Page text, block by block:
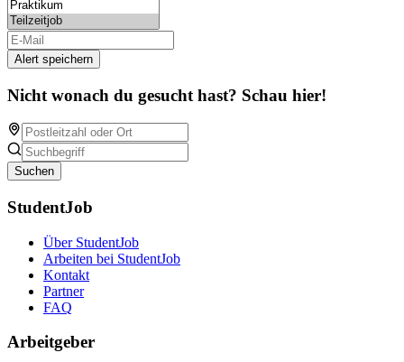
Alert speichern
Nicht wonach du gesucht hast? Schau hier!
Suchen
StudentJob
Über StudentJob
Arbeiten bei StudentJob
Kontakt
Partner
FAQ
Arbeitgeber